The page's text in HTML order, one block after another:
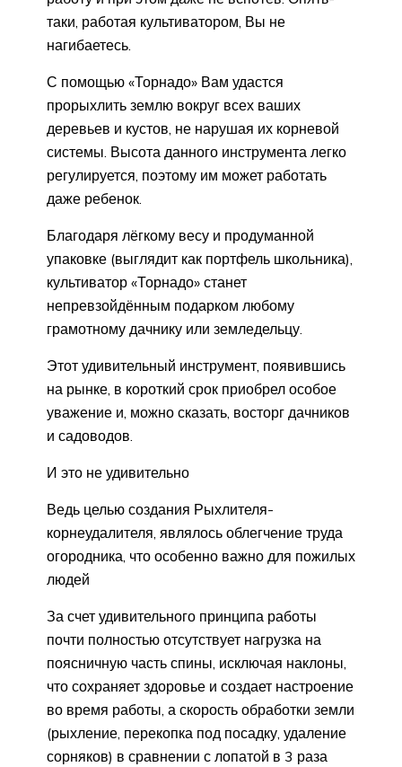
таки, работая культиватором, Вы не
нагибаетесь.
С помощью «Торнадо» Вам удастся
прорыхлить землю вокруг всех ваших
деревьев и кустов, не нарушая их корневой
системы. Высота данного инструмента легко
регулируется, поэтому им может работать
даже ребенок.
Благодаря лёгкому весу и продуманной
упаковке (выглядит как портфель школьника),
культиватор «Торнадо» станет
непревзойдённым подарком любому
грамотному дачнику или земледельцу.
Этот удивительный инструмент, появившись
на рынке, в короткий срок приобрел особое
уважение и, можно сказать, восторг дачников
и садоводов.
И это не удивительно
Ведь целью создания Рыхлителя-
корнеудалителя, являлось облегчение труда
огородника, что особенно важно для пожилых
людей
За счет удивительного принципа работы
почти полностью отсутствует нагрузка на
поясничную часть спины, исключая наклоны,
что сохраняет здоровье и создает настроение
во время работы, а скорость обработки земли
(рыхление, перекопка под посадку, удаление
сорняков) в сравнении с лопатой в 3 раза